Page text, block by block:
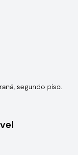
segundo piso.